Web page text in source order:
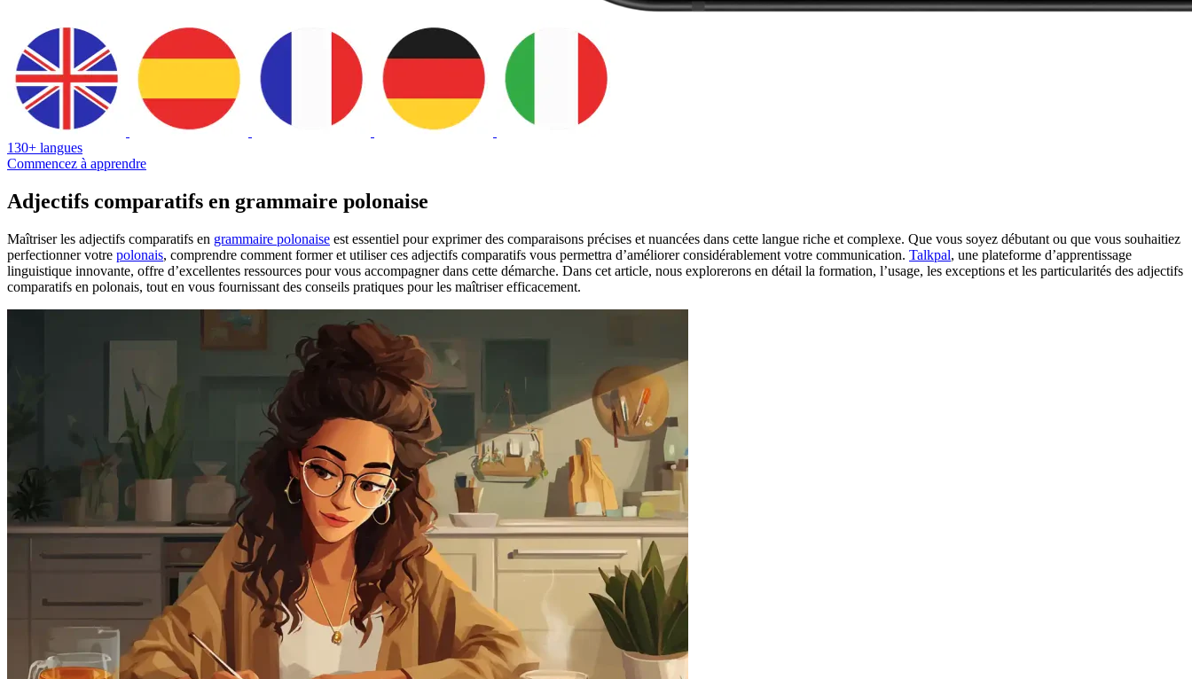
130+ langues
Commencez à apprendre
Adjectifs comparatifs en grammaire polonaise
Maîtriser les adjectifs comparatifs en grammaire polonaise est essentiel pour exprimer des comparaisons précises et nuancées dans cette langue riche et complexe. Que vous soyez débutant ou que vous souhaitiez
perfectionner votre polonais, comprendre comment former et utiliser ces adjectifs comparatifs vous permettra d’améliorer considérablement votre communication. Talkpal, une plateforme d’apprentissage
linguistique innovante, offre d’excellentes ressources pour vous accompagner dans cette démarche. Dans cet article, nous explorerons en détail la formation, l’usage, les exceptions et les particularités des adjectifs
comparatifs en polonais, tout en vous fournissant des conseils pratiques pour les maîtriser efficacement.